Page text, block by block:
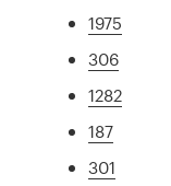
1975
306
1282
187
301